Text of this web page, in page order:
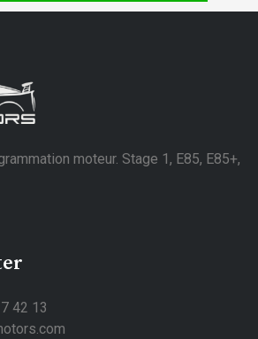
moteur. Stage 1, E85, E85+,
42 13